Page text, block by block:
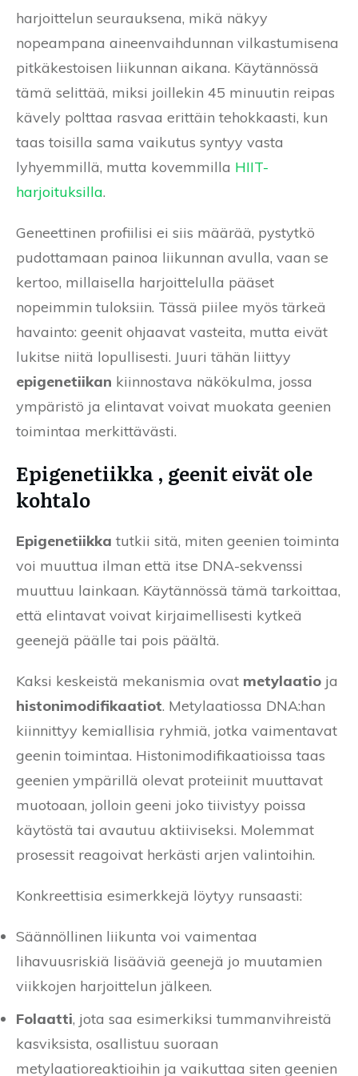
harjoittelun seurauksena, mikä näkyy
nopeampana aineenvaihdunnan vilkastumisena
pitkäkestoisen liikunnan aikana. Käytännössä
tämä selittää, miksi joillekin 45 minuutin reipas
kävely polttaa rasvaa erittäin tehokkaasti, kun
taas toisilla sama vaikutus syntyy vasta
lyhyemmillä, mutta kovemmilla HIIT-
harjoituksilla.
Geneettinen profiilisi ei siis määrää, pystytkö
pudottamaan painoa liikunnan avulla, vaan se
kertoo, millaisella harjoittelulla pääset
nopeimmin tuloksiin. Tässä piilee myös tärkeä
havainto: geenit ohjaavat vasteita, mutta eivät
lukitse niitä lopullisesti. Juuri tähän liittyy
epigenetiikan kiinnostava näkökulma, jossa
ympäristö ja elintavat voivat muokata geenien
toimintaa merkittävästi.
Epigenetiikka , geenit eivät ole
kohtalo
Epigenetiikka tutkii sitä, miten geenien toiminta
voi muuttua ilman että itse DNA-sekvenssi
muuttuu lainkaan. Käytännössä tämä tarkoittaa,
että elintavat voivat kirjaimellisesti kytkeä
geenejä päälle tai pois päältä.
Kaksi keskeistä mekanismia ovat metylaatio ja
histonimodifikaatiot. Metylaatiossa DNA:han
kiinnittyy kemiallisia ryhmiä, jotka vaimentavat
geenin toimintaa. Histonimodifikaatioissa taas
geenien ympärillä olevat proteiinit muuttavat
muotoaan, jolloin geeni joko tiivistyy poissa
käytöstä tai avautuu aktiiviseksi. Molemmat
prosessit reagoivat herkästi arjen valintoihin.
Konkreettisia esimerkkejä löytyy runsaasti:
Säännöllinen liikunta voi vaimentaa
lihavuusriskiä lisääviä geenejä jo muutamien
viikkojen harjoittelun jälkeen.
Folaatti, jota saa esimerkiksi tummanvihreistä
kasviksista, osallistuu suoraan
metylaatioreaktioihin ja vaikuttaa siten geenien